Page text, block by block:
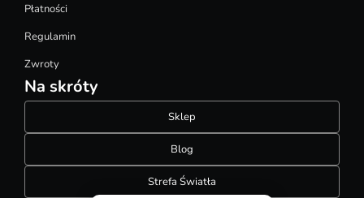
Płatności
Regulamin
Zwroty
Na skróty
Sklep
Blog
Strefa Światła